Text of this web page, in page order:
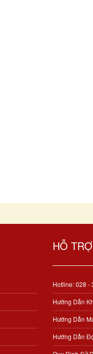
HỖ TRỢ
Hotline: 028 -
Hướng Dẫn
Hướng Dẫn
Hướng Dẫn